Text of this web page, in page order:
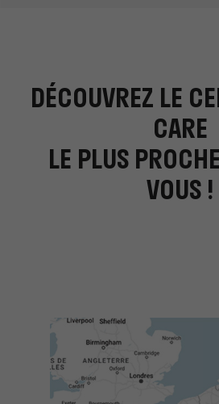
DÉCOUVREZ LE
CARE
LE PLUS
VOUS !